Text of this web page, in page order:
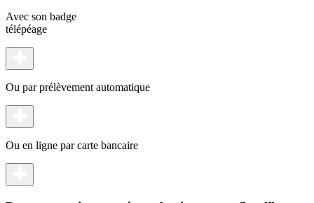
Avec son badge
télépéage
Ou par prélèvement automatique
Ou en ligne par carte bancaire